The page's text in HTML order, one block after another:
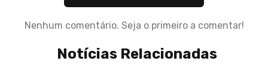
Nenhum comentário. Seja o primeiro a comentar!
Notícias Relacionadas